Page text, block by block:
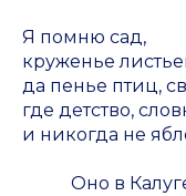
Я помню сад,
круженье
да пенье птиц,
где детство,
и никогда не
Оно в Калуге